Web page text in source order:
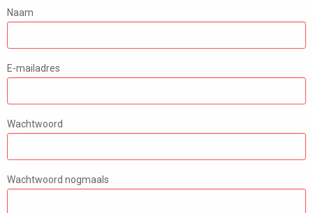
Naam
E-mailadres
Wachtwoord
Wachtwoord nogmaals